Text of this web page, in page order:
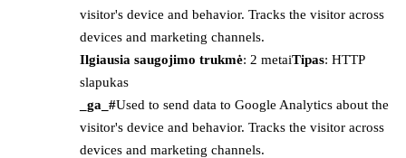
visitor's device and behavior. Tracks the visitor across
devices and marketing channels.
Ilgiausia saugojimo trukmė: 2 metaiTipas: HTTP
slapukas
_ga_#Used to send data to Google Analytics about the
visitor's device and behavior. Tracks the visitor across
devices and marketing channels.